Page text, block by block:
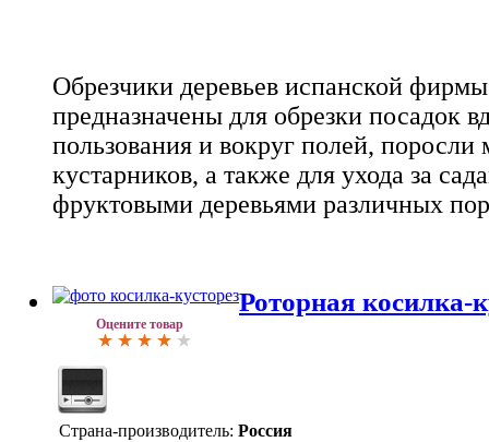
Обрезчики деревьев испанской
предназначены для обрезки посадок
пользования и вокруг полей, поросли
кустарников, а также для ухода за
фруктовыми деревьями различных
Оцените товар
Роторная косилка-
Страна-производитель: Россия